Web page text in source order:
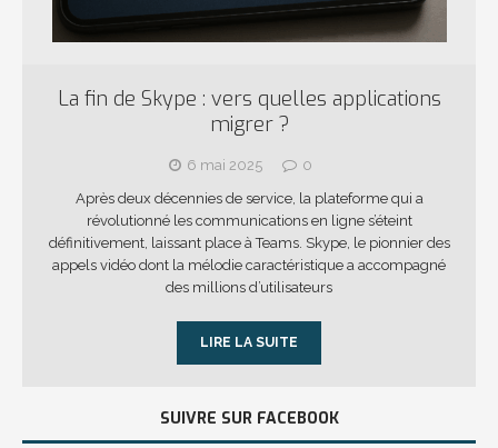
La fin de Skype : vers quelles applications
migrer ?
6 mai 2025
0
Après deux décennies de service, la plateforme qui a
révolutionné les communications en ligne s’éteint
définitivement, laissant place à Teams. Skype, le pionnier des
appels vidéo dont la mélodie caractéristique a accompagné
des millions d’utilisateurs
LIRE LA SUITE
SUIVRE SUR FACEBOOK